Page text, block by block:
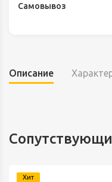
Самовывоз
Описание
Хит